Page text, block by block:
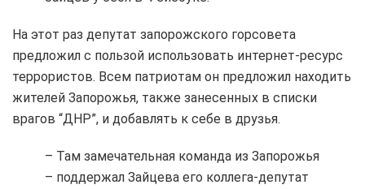
На этот раз депутат запорожского горсовета
предложил с пользой использовать интернет-ресурс
террористов. Всем патриотам он предложил находить
жителей Запорожья, также занесенных в списки
врагов “ДНР”, и добавлять к себе в друзья.
– Там замечательная команда из Запорожья
– поддержал Зайцева его коллега-депутат